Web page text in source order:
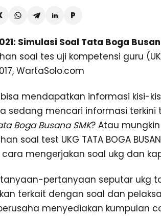
Simulasi Soal Tata Boga
soal tes uji kompetensi guru
WartaSolo.com
mendapatkan informasi kisi-
sedang mencari informasi
Boga Busana SMK? Atau
soal test UKG TATA BOGA
mengerjakan soal ukg dan
pertanyaan seputar ukg
terkait dengan soal dan
menyediakan kumpulan